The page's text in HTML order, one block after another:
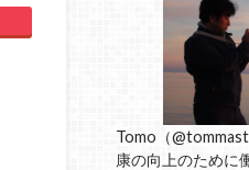
Tomo（
康の向上のために